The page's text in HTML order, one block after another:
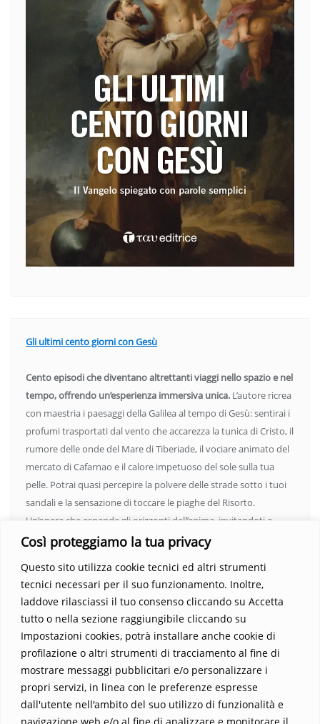
Così proteggiamo la tua privacy
Questo sito utilizza cookie tecnici ed altri strumenti
tecnici necessari per il suo funzionamento. Inoltre,
laddove rilasciassi il tuo consenso cliccando su Accetta
tutto o nella sezione raggiungibile cliccando su
Impostazioni cookies, potrà installare anche cookie di
profilazione o altri strumenti di tracciamento al fine di
mostrare messaggi pubblicitari e/o personalizzare i
propri servizi, in linea con le preferenze espresse
dall'utente nell'ambito del suo utilizzo di funzionalità e
navigazione web e/o al fine di analizzare e monitorare il
Gli ultimi cento giorni con Gesù
Cento episodi che diventano altrettanti viaggi nello spazio e nel
tempo, offrendo un’esperienza immersiva unica. L’autore ricrea
con maestria i paesaggi della Galilea al tempo di Gesù: sentirai i
profumi trasportati dal vento che accarezza la tunica di Cristo, il
rumore delle onde del Mare di Tiberiade, il vociare animato del
mercato di Cafarnao e il calore impetuoso del sole sulla tua
pelle. Potrai quasi percepire la polvere delle strade sotto i tuoi
sandali e la sensazione di toccare le piaghe del Risorto.
Un’opera che espande gli orizzonti dell’anima, invitandoti a
vedere oltre i confini del conosciuto. Scopri un mondo in cui
indimenticabile.Non perdere l’occasione di immergerti in
questo viaggio straordinario. Acquista il libro e lascia che la